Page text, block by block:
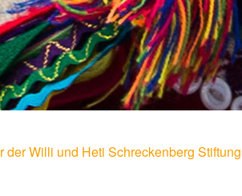
der Willi und Heti Schreckenberg Stiftung